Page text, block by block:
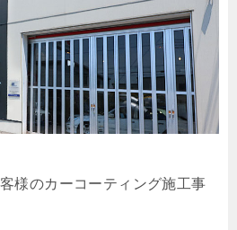
様のカーコーティング施工事